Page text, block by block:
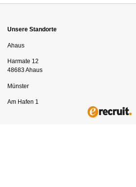
Unsere Standorte
Ahaus
Harmate 12
48683 Ahaus
Münster
Am Hafen 1